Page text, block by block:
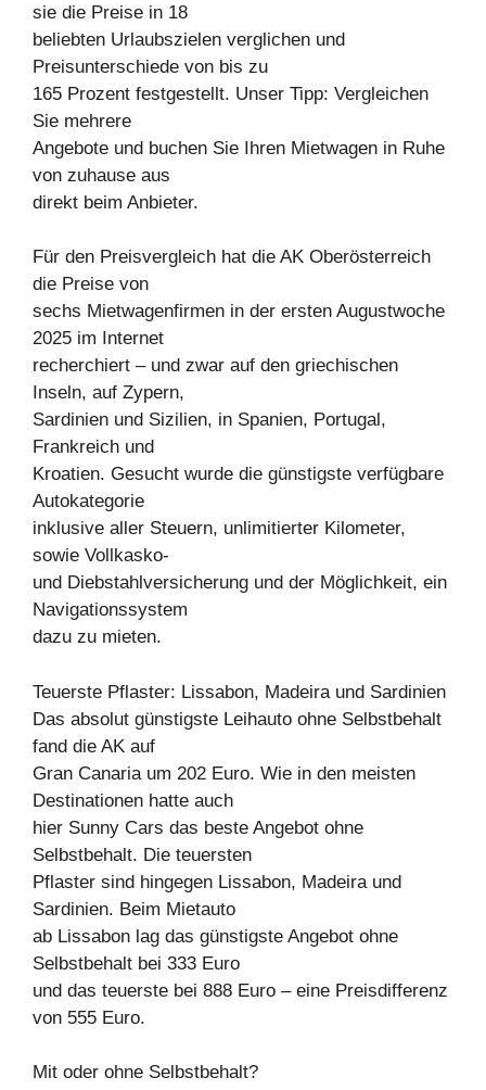
sie die Preise in 18
beliebten Urlaubszielen verglichen und
Preisunterschiede von bis zu
165 Prozent festgestellt. Unser Tipp: Vergleichen
Sie mehrere
Angebote und buchen Sie Ihren Mietwagen in Ruhe
von zuhause aus
direkt beim Anbieter.
Für den Preisvergleich hat die AK Oberösterreich
die Preise von
sechs Mietwagenfirmen in der ersten Augustwoche
2025 im Internet
recherchiert – und zwar auf den griechischen
Inseln, auf Zypern,
Sardinien und Sizilien, in Spanien, Portugal,
Frankreich und
Kroatien. Gesucht wurde die günstigste verfügbare
Autokategorie
inklusive aller Steuern, unlimitierter Kilometer,
sowie Vollkasko-
und Diebstahlversicherung und der Möglichkeit, ein
Navigationssystem
dazu zu mieten.
Teuerste Pflaster: Lissabon, Madeira und Sardinien
Das absolut günstigste Leihauto ohne Selbstbehalt
fand die AK auf
Gran Canaria um 202 Euro. Wie in den meisten
Destinationen hatte auch
hier Sunny Cars das beste Angebot ohne
Selbstbehalt. Die teuersten
Pflaster sind hingegen Lissabon, Madeira und
Sardinien. Beim Mietauto
ab Lissabon lag das günstigste Angebot ohne
Selbstbehalt bei 333 Euro
und das teuerste bei 888 Euro – eine Preisdifferenz
von 555 Euro.
Mit oder ohne Selbstbehalt?